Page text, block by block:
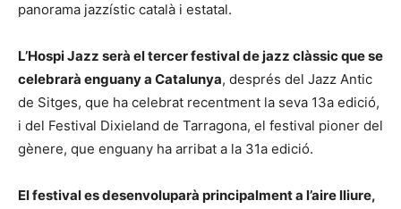
panorama jazzístic català i estatal.
L’Hospi Jazz serà el tercer festival de jazz clàssic que se
celebrarà enguany a Catalunya, després del Jazz Antic
de Sitges, que ha celebrat recentment la seva 13a edició,
i del Festival Dixieland de Tarragona, el festival pioner del
gènere, que enguany ha arribat a la 31a edició.
El festival es desenvoluparà principalment a l’aire lliure,